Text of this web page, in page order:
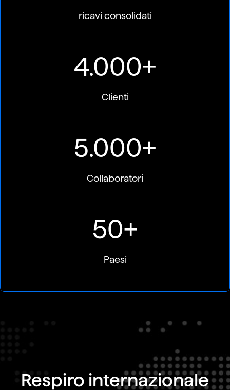
ricavi consolidati
4.000+
Clienti
5.000+
Collaboratori
50+
Paesi
Respiro internazionale